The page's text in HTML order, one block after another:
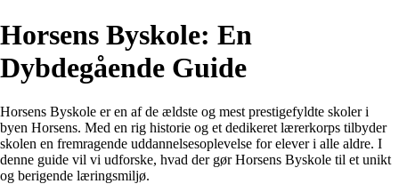
Horsens Byskole: En
Dybdegående Guide
Horsens Byskole er en af de ældste og mest prestigefyldte skoler i
byen Horsens. Med en rig historie og et dedikeret lærerkorps tilbyder
skolen en fremragende uddannelsesoplevelse for elever i alle aldre. I
denne guide vil vi udforske, hvad der gør Horsens Byskole til et unikt
og berigende læringsmiljø.